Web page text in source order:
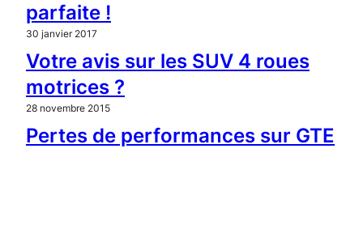
parfaite !
30 janvier 2017
Votre avis sur les SUV 4 roues
motrices ?
28 novembre 2015
Pertes de performances sur GTE